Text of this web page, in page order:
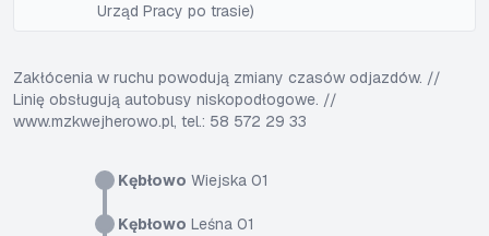
Kębłowo Wiejska 01
Kębłowo Leśna 01
Urząd Pracy po trasie)
Zakłócenia w ruchu powodują zmiany czasów odjazdów. //
Linię obsługują autobusy niskopodłogowe. //
www.mzkwejherowo.pl, tel.: 58 572 29 33